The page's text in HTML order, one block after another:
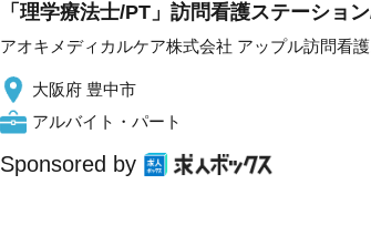
「理学療法士/PT」訪問看護ステーショ
アオキメディカルケア株式会社 アップル訪問看
大阪府 豊中市
アルバイト・パート
Sponsored by